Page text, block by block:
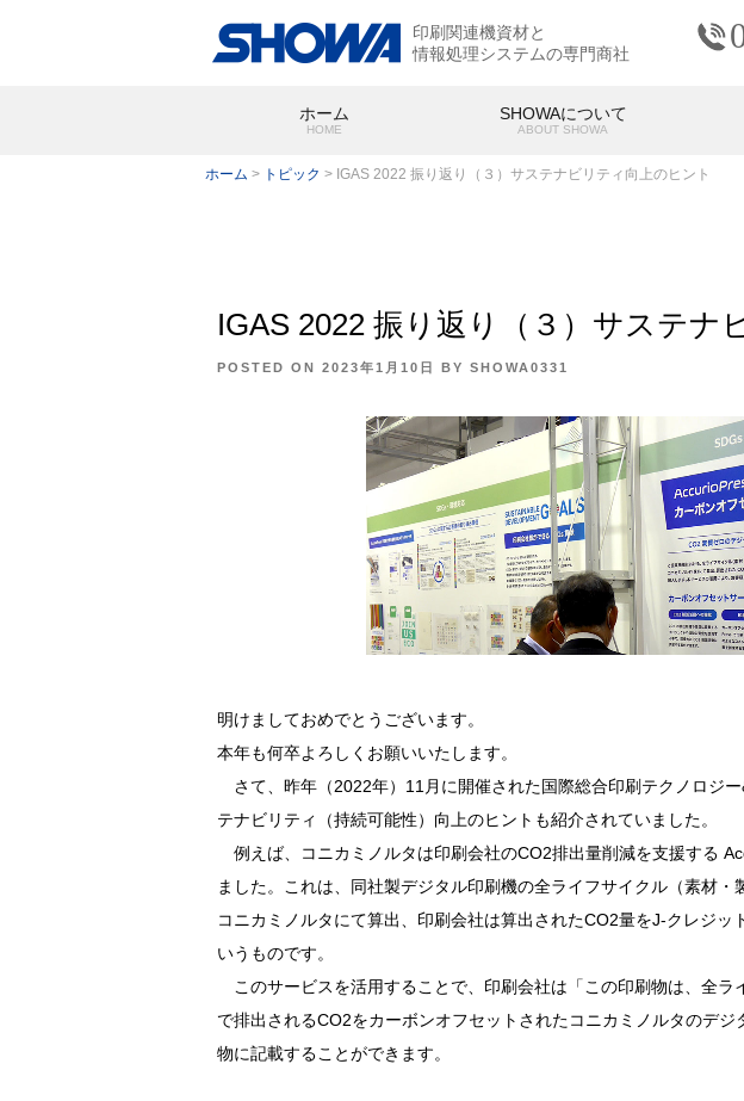
印刷関連機資材と
情報処理システムの専門商社
ホーム
HOME
SHOWAについて
ABOUT SHOWA
会社概要
ホーム > トピック > IGAS 2022 振り返り（３）サステナビリティ向上のヒント
IGAS 2022 振り返り（３）サステナ
POSTED ON 2023年1月10日 BY SHOWA0331
明けましておめでとうございます。
本年も何卒よろしくお願いいたします。
さて、昨年（2022年）11月に開催された国際総合印刷テクノロジ
テナビリティ（持続可能性）向上のヒントも紹介されていました。
例えば、コニカミノルタは印刷会社のCO2排出量削減を支援する
ました。これは、同社製デジタル印刷機の全ライフサイクル（素材
コニカミノルタにて算出、印刷会社は算出されたCO2量をJ-クレジッ
いうものです。
このサービスを活用することで、印刷会社は「この印刷物は、全ラ
で排出されるCO2をカーボンオフセットされたコニカミノルタのデ
物に記載することができます。